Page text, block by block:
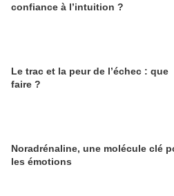
confiance à l’intuition ?
Le trac et la peur de l’échec : que
faire ?
Noradrénaline, une molécule clé
les émotions